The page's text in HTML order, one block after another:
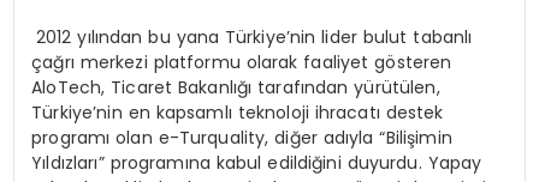
2012 yılından bu yana Türkiye’nin lider bulut tabanlı
çağrı merkezi platformu olarak faaliyet gösteren
AloTech, Ticaret Bakanlığı tarafından yürütülen,
Türkiye’nin en kapsamlı teknoloji ihracatı destek
programı olan e-Turquality, diğer adıyla “Bilişimin
Yıldızları” programına kabul edildiğini duyurdu. Yapay